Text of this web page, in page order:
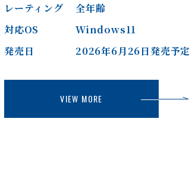
レーティング
全年齢
対応OS
Windows11
発売日
2026年6月26日発売予定
VIEW MORE